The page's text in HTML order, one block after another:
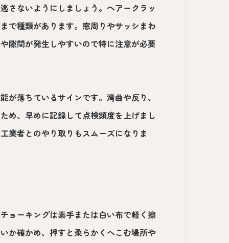
さないようにしましょう。ヘアークラッ
で種類があります。窓周りやサッシまわ
隙間が発生しやすいので特に注意が必要
が落ちているサインです。湾曲や反り、
め、早めに記録して点検頻度を上げまし
業者とのやり取りもスムーズになりま
ョーキングは素手または白い布で軽く擦
か確かめ、押すと柔らかくへこむ場所や